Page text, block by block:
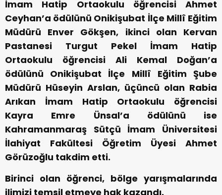
İmam Hatip Ortaokulu öğrencisi Ahmet
Ceyhan’a ödülünü Onikişubat İlçe Millî Eğitim
Müdürü Enver Gökşen, ikinci olan Kervan
Pastanesi Turgut Pekel İmam Hatip
Ortaokulu öğrencisi Ali Kemal Doğan’a
ödülünü Onikişubat İlçe Millî Eğitim Şube
Müdürü Hüseyin Arslan, üçüncü olan Rabia
Arıkan İmam Hatip Ortaokulu öğrencisi
Kayra Emre Ünsal’a ödülünü ise
Kahramanmaraş Sütçü İmam Üniversitesi
İlahiyat Fakültesi Öğretim Üyesi Ahmet
Görüzoğlu takdim etti.
Birinci olan öğrenci, bölge yarışmalarında
ilimizi temsil etmeye hak kazandı.